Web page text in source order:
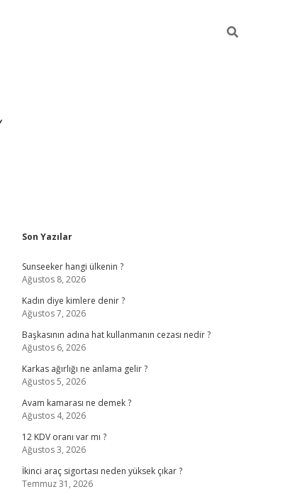
Sidebar
Son Yazılar
Sunseeker hangi ülkenin ?
Ağustos 8, 2026
Kadın diye kimlere denir ?
Ağustos 7, 2026
Başkasının adına hat kullanmanın cezası nedir ?
Ağustos 6, 2026
Karkas ağırlığı ne anlama gelir ?
Ağustos 5, 2026
Avam kamarası ne demek ?
Ağustos 4, 2026
12 KDV oranı var mı ?
Ağustos 3, 2026
İkinci araç sigortası neden yüksek çıkar ?
Temmuz 31, 2026